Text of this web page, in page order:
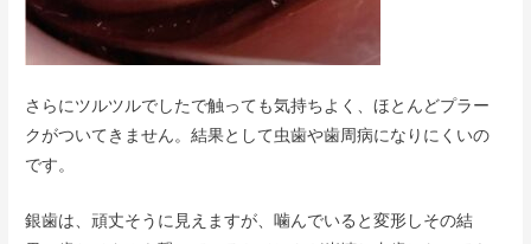
さらにツルツルでしたで触っても気持ちよく、ほとんどプラー
クがついてきません。結果として虫歯や歯周病になりにくいの
です。
銀歯は、頑丈そうに見えますが、噛んでいると変形しその結